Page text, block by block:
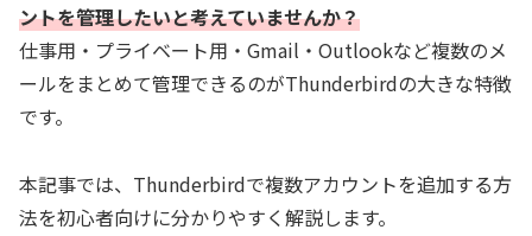
ントを管理したいと考えていませんか？
仕事用・プライベート用・Gmail・Outlookなど複数のメ
ールをまとめて管理できるのがThunderbirdの大きな特徴
です。
本記事では、Thunderbirdで複数アカウントを追加する方
法を初心者向けに分かりやすく解説します。